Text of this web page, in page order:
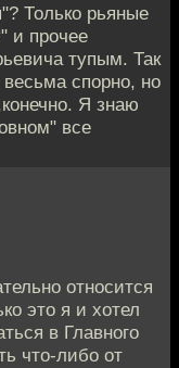
Только рьяные
и прочее
тупым. Так
спорно, но
Я знаю
все
относится
это я и хотел
в Главного
что-либо от